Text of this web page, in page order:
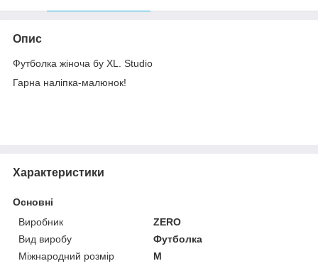
Опис
Футболка жіноча бу XL. Studio
Гарна наліпка-малюнок!
Характеристики
Основні
Виробник
ZERO
Вид виробу
Футболка
Міжнародний розмір
M